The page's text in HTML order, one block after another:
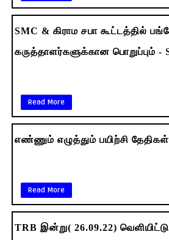
SMC & கிராம சபா கூட்டத்தில்
கருத்தாளர்களுக்கான பொறுப்பும் -
Read More
எண்ணும் எழுத்தும் பயிற்சி
Read More
TRB இன்று( 26.09.22)